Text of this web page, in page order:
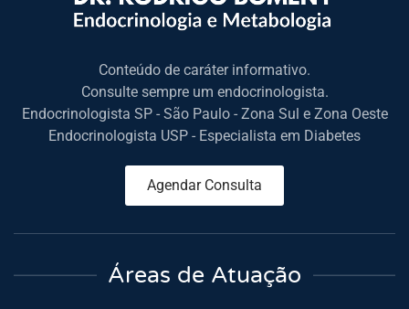
Conteúdo de caráter informativo.
Consulte sempre um endocrinologista.
Endocrinologista SP - São Paulo - Zona Sul e Zona Oeste
Endocrinologista USP - Especialista em Diabetes
Agendar Consulta
Áreas de Atuação